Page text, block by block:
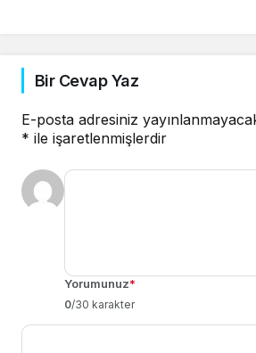
Bir Cevap Yaz
E-posta adresiniz
* ile işaretlenmişlerdir
Yorumunuz*
0/30 karakter